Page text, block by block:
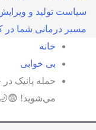
سیاست تولید و
مسیر درمانی شما در
خانه
بی خوابی
حمله پانیک
می‌شوید! 😨🌙